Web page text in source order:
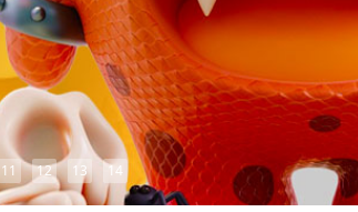
11 12 13 14